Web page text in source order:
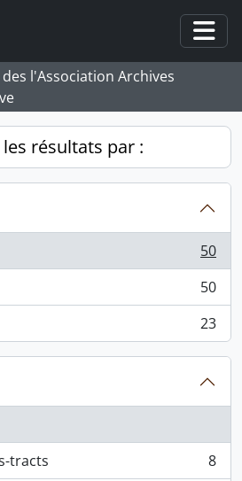
l'Association Archives
résultats par :
50
50
23
tracts
8